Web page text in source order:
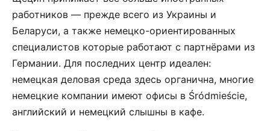
работников — прежде всего из Украины и
Беларуси, а также немецко-ориентированных
специалистов которые работают с партнёрами из
Германии. Для последних центр идеален:
немецкая деловая среда здесь органична, многие
немецкие компании имеют офисы в Śródmieście,
английский и немецкий слышны в кафе.